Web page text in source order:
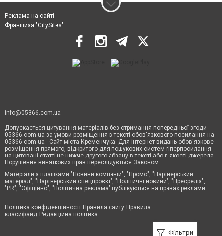
Фільтри
Реклама на сайті
Франшиза "CitySites"
info@05366.com.ua
Допускається цитування матеріалів без отримання попередньої згоди
05366.com.ua за умови розміщення в тексті обов'язкового посилання на
05366.com.ua - Сайт міста Кременчука. Для інтернет-видань обов'язкове
розміщення прямого, відкритого для пошукових систем гіперпосилання
на цитовані статті не нижче другого абзацу в тексті або в якості джерела.
Порушення виняткових прав переслідується Законом.
Матеріали з плашками "Новини компаній", "Промо", "Партнерський
матеріал", "Партнерський спецпроєкт", "Політичні новини", "Пресреліз",
"PR", "Офіційно", "Політична реклама" публікуються на правах реклами.
Політика конфіденційності Правила сайту Правила
класифайд Редакційна політика